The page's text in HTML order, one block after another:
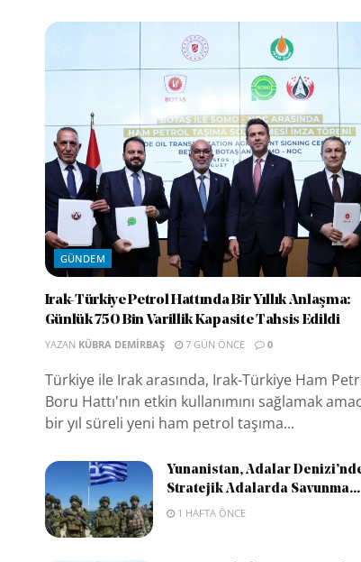
GÜNDEM
Irak-Türkiye Petrol Hattında Bir Yıllık Anlaşma:
Günlük 750 Bin Varillik Kapasite Tahsis Edildi
YAZAN KÜBRA DEMIRBAŞ 7 GÜN ÖNCE 0
Türkiye ile Irak arasında, Irak-Türkiye Ham
Boru Hattı'nın etkin kullanımını sağlamak
bir yıl süreli yeni ham petrol taşıma...
Yunanistan, Adalar
Stratejik Adalarda Savunma...
1 HAFTA ÖNCE